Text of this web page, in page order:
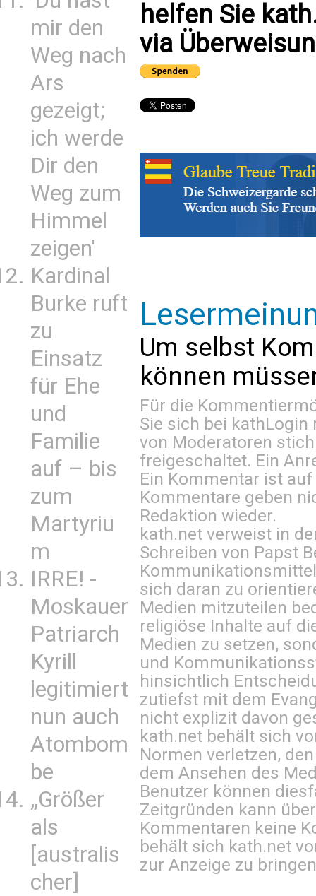
mir den
Weg nach
Ars
gezeigt;
ich werde
Dir den
Weg zum
Himmel
zeigen'
Kardinal
Burke ruft
zu
Einsatz
für Ehe
und
Familie
auf – bis
zum
Martyriu
m
IRRE! -
Moskauer
Patriarch
Kyrill
legitimiert
nun auch
Atombom
be
„Größer
als
[australis
cher]
helfen Sie
via
Um selbst
können
Für die
Sie sich bei kathLogin
von Moderatoren
freigeschaltet. Ein
Ein Kommentar ist
Kommentare geben
Redaktion wieder.
kath.net verweist in
Schreiben von Papst
sich daran zu
Medien mitzuteilen
religiöse Inhalte auf
Medien zu setzen,
und
hinsichtlich
zutiefst mit dem
nicht explizit davon
kath.net behält sich
Normen verletzen,
dem Ansehen des
Benutzer können
Zeitgründen kann
Kommentaren keine
behält sich kath.net
zur Anzeige zu